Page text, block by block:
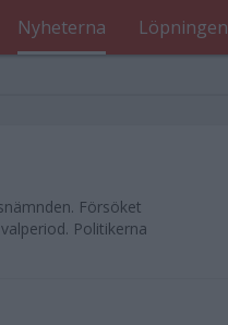
Nyheterna Löpningen
Försöket
Politikerna